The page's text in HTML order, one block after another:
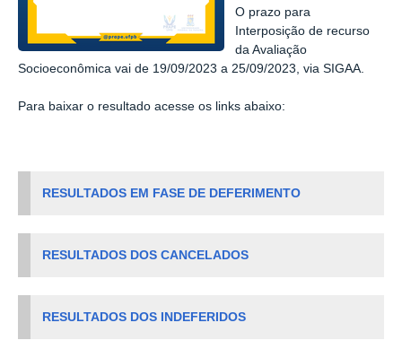
O prazo para
Interposição de recurso
da Avaliação
Socioeconômica vai de 19/09/2023 a 25/09/2023, via SIGAA.
Para baixar o resultado acesse os links abaixo:
RESULTADOS EM FASE DE DEFERIMENTO
RESULTADOS DOS CANCELADOS
RESULTADOS DOS INDEFERIDOS